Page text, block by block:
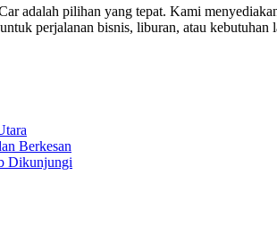
adalah pilihan yang tepat. Kami
perjalanan bisnis, liburan, atau
Berkesan
Dikunjungi